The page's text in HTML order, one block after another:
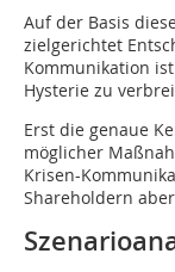
Auf der Basis
zielgerichtet
Kommunikation
Hysterie zu
Erst die genaue
möglicher
Krisen-
Shareholdern